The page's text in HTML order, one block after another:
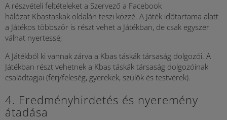
A részvételi feltételeket a Szervező a Facebook
hálózat Kbastaskak oldalán teszi közzé. A Játék időtartama alatt
a Játékos többször is részt vehet a Játékban, de csak egyszer
válhat nyertessé;
A Játékból ki vannak zárva a Kbas táskák társaság dolgozói. A
Játékban részt vehetnek a Kbas táskák társaság dolgozóinak
családtagjai (férj/feleség, gyerekek, szülők és testvérek).
4. Eredményhirdetés és nyeremény
átadása